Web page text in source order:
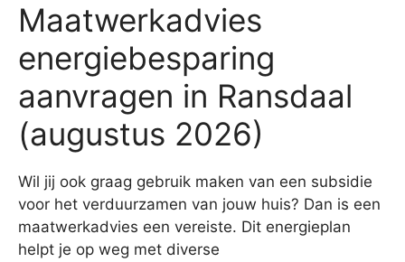
Maatwerkadvies
energiebesparing
aanvragen in Ransdaal
(augustus 2026)
Wil jij ook graag gebruik maken van een subsidie
voor het verduurzamen van jouw huis? Dan is een
maatwerkadvies een vereiste. Dit energieplan
helpt je op weg met diverse